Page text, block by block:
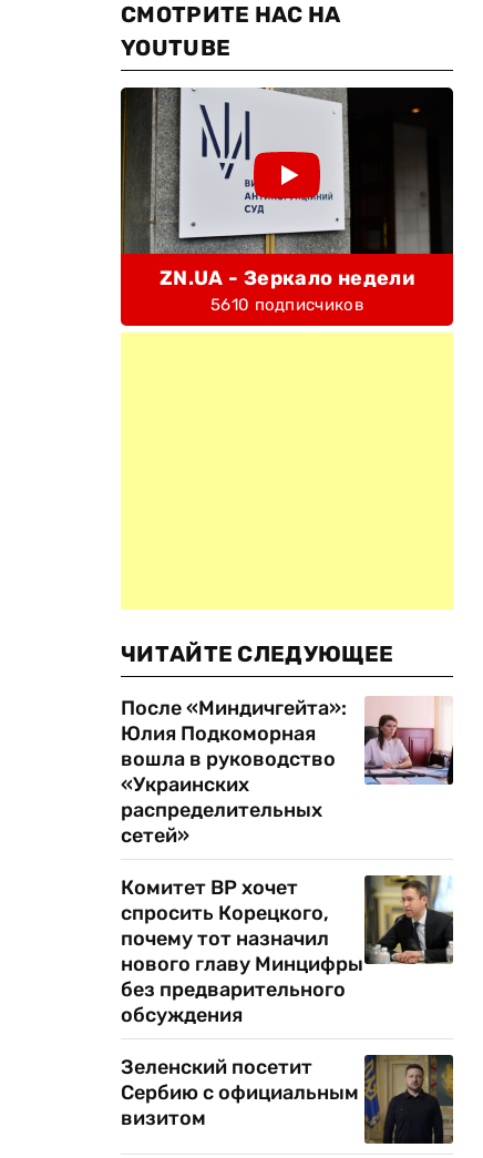
СМОТРИТЕ НАС НА
YOUTUBE
ZN.UA - Зеркало недели
5610 подписчиков
ЧИТАЙТЕ СЛЕДУЮЩЕЕ
После «Миндичгейта»:
Юлия Подкоморная
вошла в руководство
«Украинских
распределительных
сетей»
Комитет ВР хочет
спросить Корецкого,
почему тот назначил
нового главу Минцифры
без предварительного
обсуждения
Зеленский посетит
Сербию с официальным
визитом